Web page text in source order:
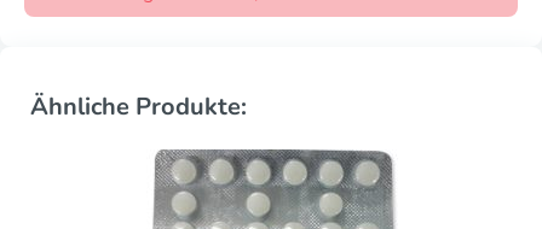
Ähnliche Produkte: